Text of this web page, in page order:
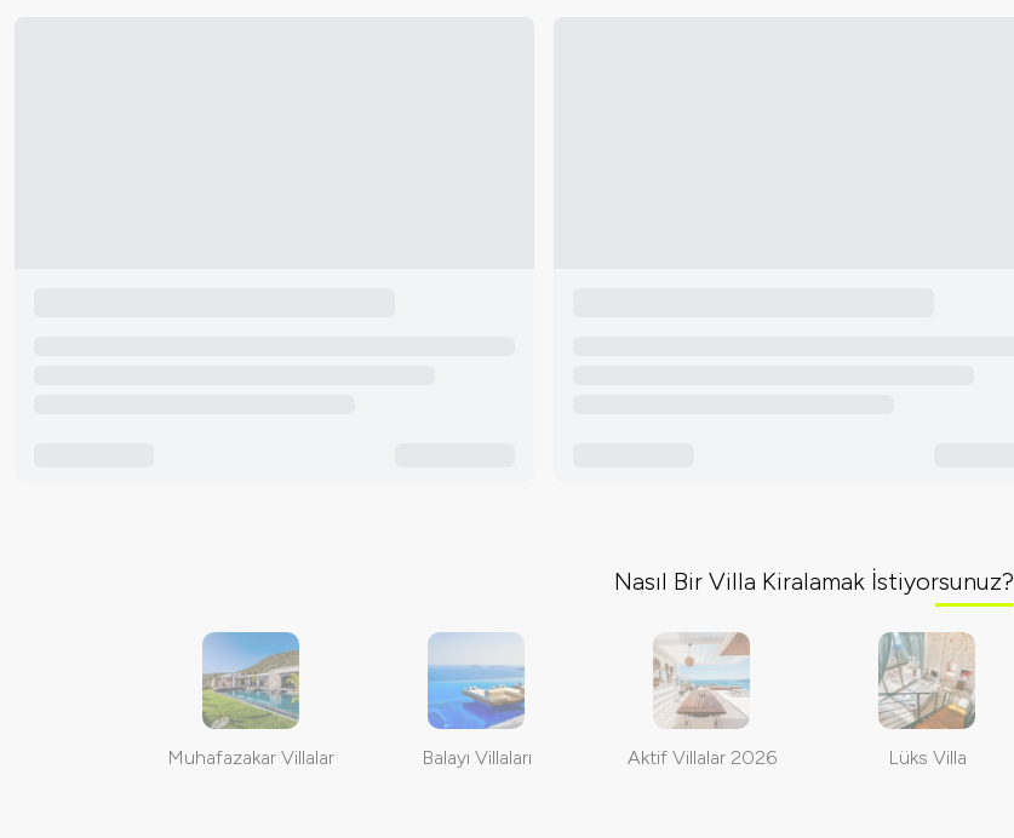
Nasıl Bir Villa Kiralamak İstiyorsunuz?
Muhafazakar Villalar Balayı Villaları Aktif Villalar 2026 Lüks Villa